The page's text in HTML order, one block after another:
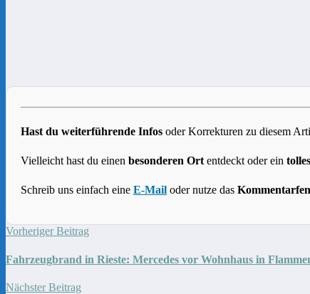
Hast du weiterführende Infos oder Korrekturen zu diesem
Vielleicht hast du einen besonderen Ort entdeckt oder ein
Schreib uns einfach eine E-Mail oder nutze das
Vorheriger Beitrag
Fahrzeugbrand in Rieste: Mercedes vor Wohnhaus in
Nächster Beitrag